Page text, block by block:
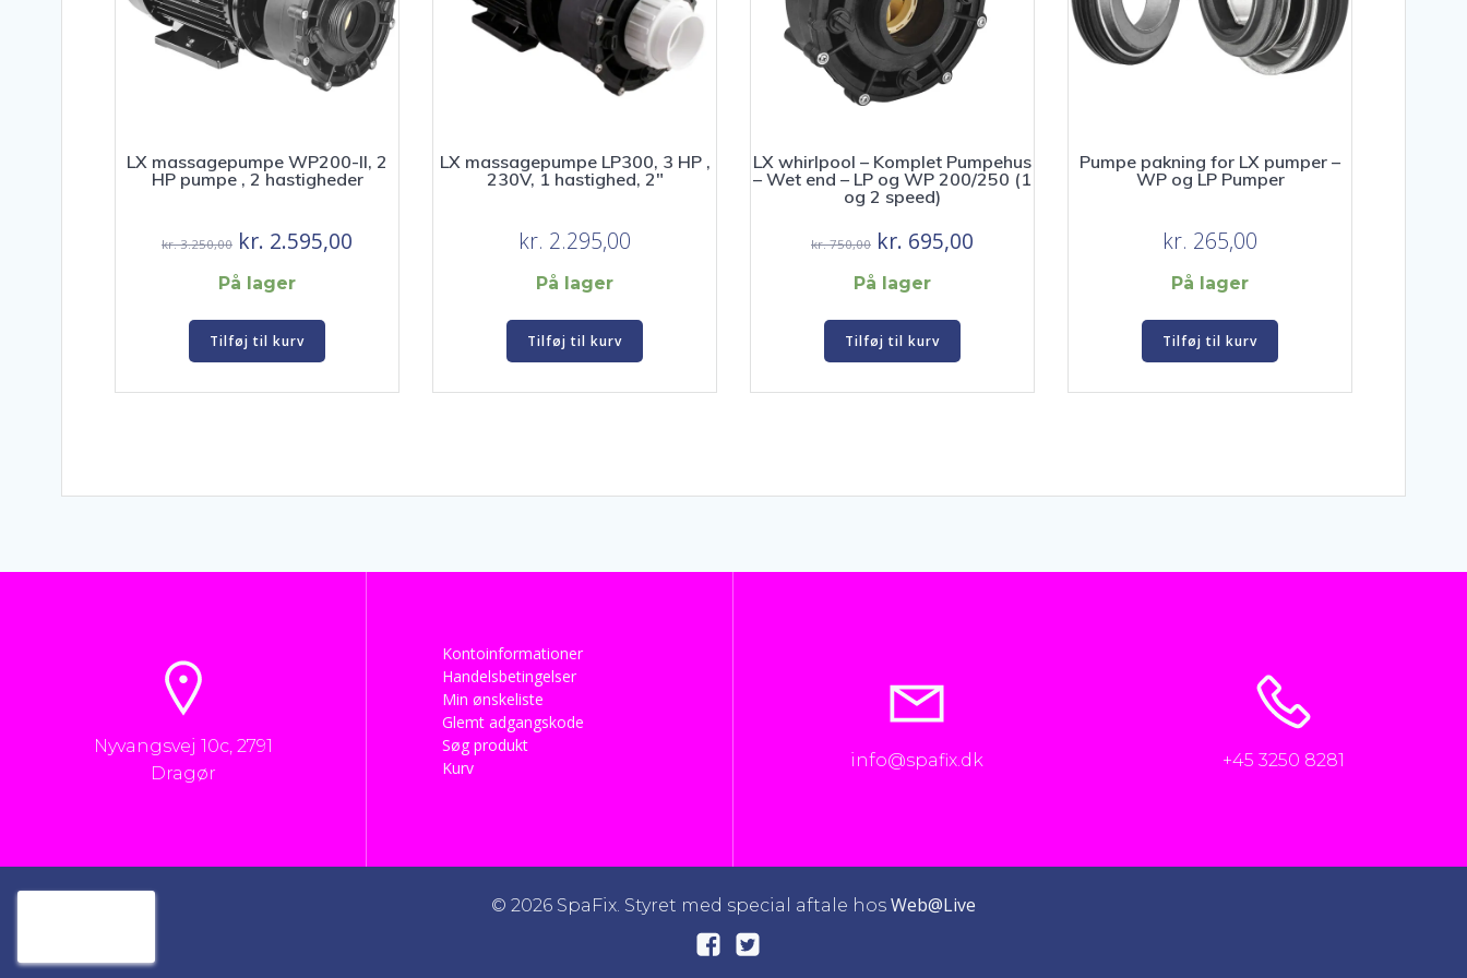
LX massagepumpe WP200-II, 2
HP pumpe , 2 hastigheder
kr.3.250,00 Den
oprindelige
pris
var:
kr. 3.250,00.
kr. 2.595,00
På lager
Tilføj til kurv
LX massagepumpe LP300, 3 HP ,
230V, 1 hastighed, 2″
kr. 2.295,00
På lager
Tilføj til kurv
LX whirlpool – Komplet Pumpehus
– Wet end – LP og WP 200/250 (1
og 2 speed)
kr.750,00 Den
oprindelige
pris
var:
kr. 750,00.
kr. 695,00
På lager
Tilføj til kurv
Pumpe pakning for LX pumper –
WP og LP Pumper
kr. 265,00
På lager
Tilføj til kurv
Nyvangsvej 10c, 2791
Dragør
Kontoinformationer
Handelsbetingelser
Min ønskeliste
Glemt adgangskode
Søg produkt
Kurv
info@spafix.dk +45 3250 8281
© 2026 SpaFix. Styret med special aftale hos Web@Live